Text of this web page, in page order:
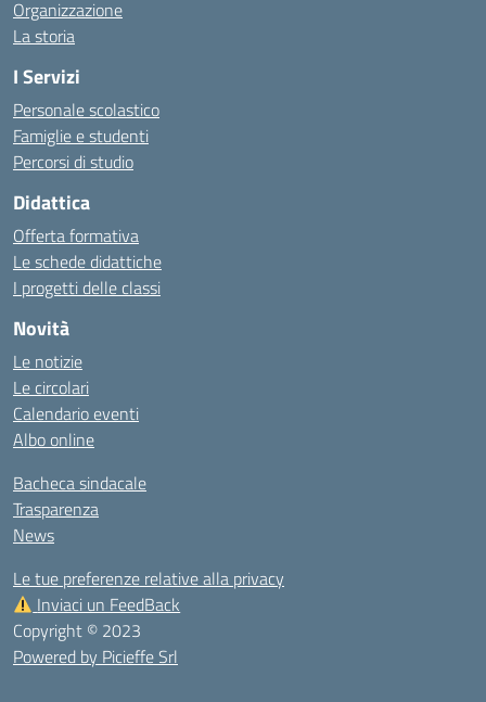
Organizzazione
La storia
I Servizi
Personale scolastico
Famiglie e studenti
Percorsi di studio
Didattica
Offerta formativa
Le schede didattiche
I progetti delle classi
Novità
Le notizie
Le circolari
Calendario eventi
Albo online
Bacheca sindacale
Trasparenza
News
Le tue preferenze relative alla privacy
Inviaci un FeedBack
Copyright © 2023
Powered by Picieffe Srl